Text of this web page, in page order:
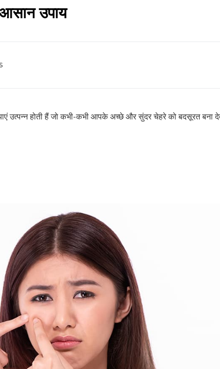
उपाय
उत्पन्न होती हैं जो कभी-कभी आपके अच्छे और सुंदर चेहरे को बदसूरत बना
SUBSCRIBE NOW
हेल्थकेयर कम्युनिटी को
ज्वाइन करें
निचे बॉक्स में अपना ईमेल एंटर करें
स्वास्थ्य संबंधी जानकारी सबसे पहले